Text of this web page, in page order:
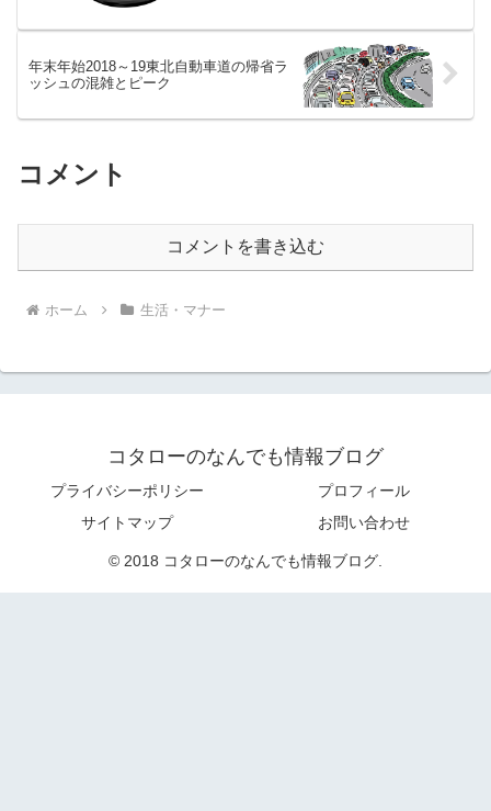
年末年始2018～19東北自動車道の帰省ラ
ッシュの混雑とピーク
コメント
コメントを書き込む
ホーム 生活・マナー
コタローのなんでも情報ブログ
プライバシーポリシー
プロフィール
サイトマップ
お問い合わせ
© 2018 コタローのなんでも情報ブログ.